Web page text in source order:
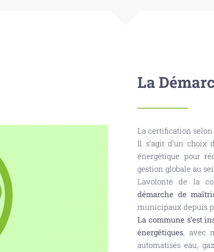
La
La certification
Il s’agit d’un choix
énergétique pour
gestion globale au
Lavolonté de la
démarche de
municipaux depuis
La commune s’est
énergétiques, avec
automatisés eau,